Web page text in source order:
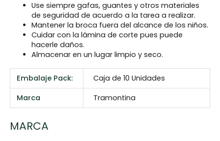
Use siempre gafas, guantes y otros materiales
de seguridad de acuerdo a la tarea a realizar.
Mantener la broca fuera del alcance de los niños.
Cuidar con la lámina de corte pues puede
hacerle daños.
Almacenar en un lugar limpio y seco.
Embalaje Pack:
Caja de 10 Unidades
Marca
Tramontina
MARCA